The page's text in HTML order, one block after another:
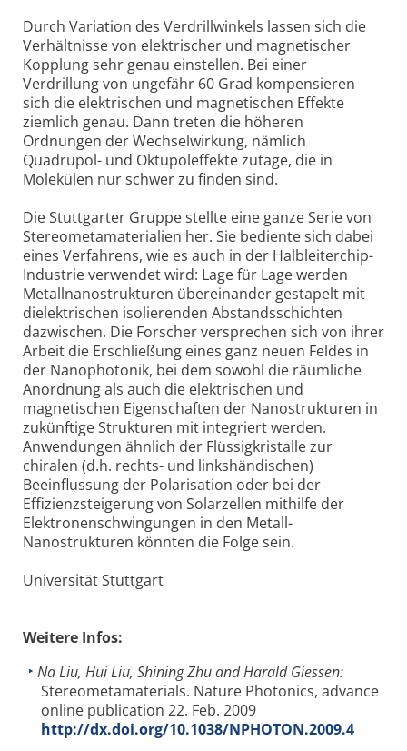
Durch Variation des Verdrillwinkels lassen sich die
Verhältnisse von elektrischer und magnetischer
Kopplung sehr genau einstellen. Bei einer
Verdrillung von ungefähr 60 Grad kompensieren
sich die elektrischen und magnetischen Effekte
ziemlich genau. Dann treten die höheren
Ordnungen der Wechselwirkung, nämlich
Quadrupol- und Oktupoleffekte zutage, die in
Molekülen nur schwer zu finden sind.
Die Stuttgarter Gruppe stellte eine ganze Serie von
Stereometamaterialien her. Sie bediente sich dabei
eines Verfahrens, wie es auch in der Halbleiterchip-
Industrie verwendet wird: Lage für Lage werden
Metallnanostrukturen übereinander gestapelt mit
dielektrischen isolierenden Abstandsschichten
dazwischen. Die Forscher versprechen sich von ihrer
Arbeit die Erschließung eines ganz neuen Feldes in
der Nanophotonik, bei dem sowohl die räumliche
Anordnung als auch die elektrischen und
magnetischen Eigenschaften der Nanostrukturen in
zukünftige Strukturen mit integriert werden.
Anwendungen ähnlich der Flüssigkristalle zur
chiralen (d.h. rechts- und linkshändischen)
Beeinflussung der Polarisation oder bei der
Effizienzsteigerung von Solarzellen mithilfe der
Elektronenschwingungen in den Metall-
Nanostrukturen könnten die Folge sein.
Universität Stuttgart
Weitere Infos:
Na Liu, Hui Liu, Shining Zhu and Harald Giessen:
Stereometamaterials. Nature Photonics, advance
online publication 22. Feb. 2009
http://dx.doi.org/10.1038/NPHOTON.2009.4